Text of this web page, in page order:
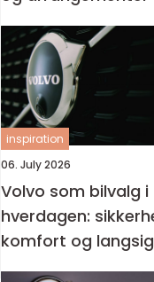
inspiration
06. July 2026
Volvo som bilvalg i
hverdagen:
komfort og
værdi